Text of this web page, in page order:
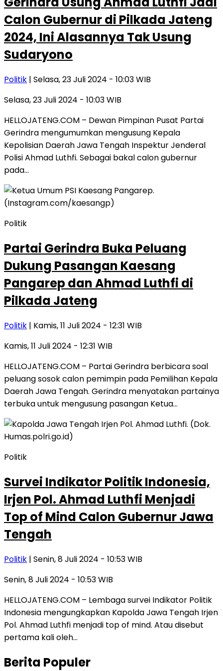
Calon Gubernur di Pilkada Jateng
2024, Ini Alasannya Tak Usung
Sudaryono
Politik | Selasa, 23 Juli 2024 - 10:03 WIB
Selasa, 23 Juli 2024 - 10:03 WIB
HELLOJATENG.COM – Dewan Pimpinan Pusat Partai
Gerindra mengumumkan mengusung Kepala
Kepolisian Daerah Jawa Tengah Inspektur Jenderal
Polisi Ahmad Luthfi. Sebagai bakal calon gubernur
pada…
Politik
Partai Gerindra Buka Peluang
Dukung Pasangan Kaesang
Pangarep dan Ahmad Luthfi di
Pilkada Jateng
Politik | Kamis, 11 Juli 2024 - 12:31 WIB
Kamis, 11 Juli 2024 - 12:31 WIB
HELLOJATENG.COM – Partai Gerindra berbicara soal
peluang sosok calon pemimpin pada Pemilihan Kepala
Daerah Jawa Tengah. Gerindra menyatakan partainya
terbuka untuk mengusung pasangan Ketua…
Politik
Survei Indikator Politik Indonesia,
Irjen Pol. Ahmad Luthfi Menjadi
Top of Mind Calon Gubernur Jawa
Tengah
Politik | Senin, 8 Juli 2024 - 10:53 WIB
Senin, 8 Juli 2024 - 10:53 WIB
HELLOJATENG.COM – Lembaga survei Indikator Politik
Indonesia mengungkapkan Kapolda Jawa Tengah Irjen
Pol. Ahmad Luthfi menjadi top of mind. Atau disebut
pertama kali oleh…
Berita Populer